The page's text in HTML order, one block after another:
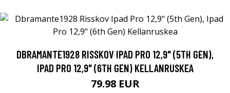
DBRAMANTE1928 RISSKOV IPAD PRO 12,9" (5TH GEN),
IPAD PRO 12,9" (6TH GEN) KELLANRUSKEA
79.98 EUR